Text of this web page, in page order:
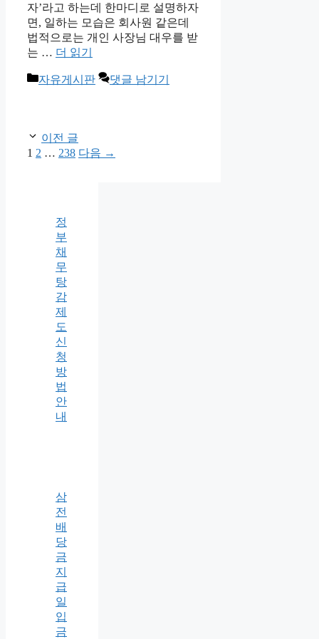
자’라고 하는데 한마디로 설명하자
면, 일하는 모습은 회사원 같은데
법적으로는 개인 사장님 대우를 받
는 … 더 읽기
카
자유게시판 댓글 남기기
이전 글
페
1 페
2 … 페
238 다음 →
정
부
채
무
탕
감
제
도
신
청
방
법
안
내
삼
전
배
당
금
지
급
일
입
금